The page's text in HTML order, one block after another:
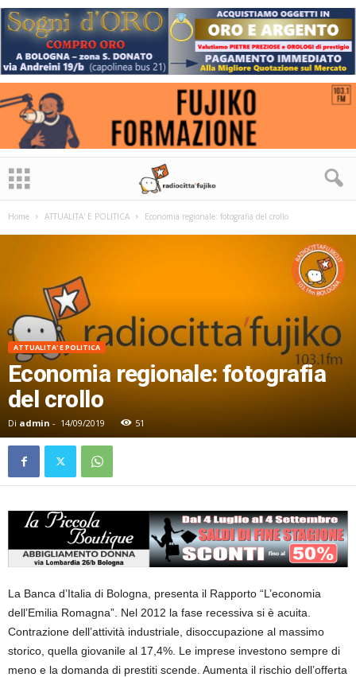
Home ATTUALITA' E POLITICA Economia regionale: fotografia del crollo
ATTUALITA' E POLITICA
Economia regionale: fotografia
del crollo
Di admin - 14/09/2019 51
La Banca d’Italia di Bologna, presenta il Rapporto “L’economia
dell’Emilia Romagna”. Nel 2012 la fase recessiva si è acuita.
Contrazione dell’attività industriale, disoccupazione al massimo
storico, quella giovanile al 17,4%. Le imprese investono sempre di
meno e la domanda di prestiti scende. Aumenta il rischio dell’offerta